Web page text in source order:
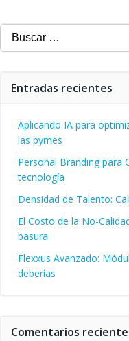
Buscar:
Entradas recientes
Aplicando IA para
las pymes
Personal Branding para
tecnología
Densidad de Talento:
El Costo de la No-
basura
Flexxus Avanzado:
deberías
Comentarios